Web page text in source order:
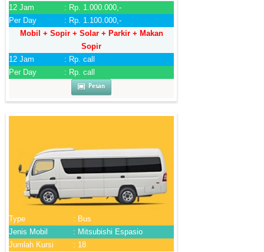
12 Jam
: Rp. 1.000.000,-
Per Day
: Rp. 1.100.000,-
Mobil + Sopir + Solar + Parkir + Makan
Sopir
12 Jam
: Rp. call
Per Day
: Rp. call
Pesan
Type
: Bus
Jenis Mobil
: Mitsubishi Espasio
Jumlah Kursi
: 18